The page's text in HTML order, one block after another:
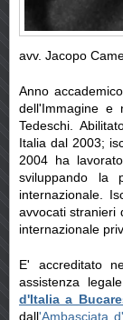
avv. Jacopo
Anno
dell'Immagine e
Tedeschi.
Italia dal 2003;
2004 ha
sviluppando la
internazionale.
avvocati stranieri
internazionale
E' accreditato
assistenza
d'Italia a
dall'Ambasciata